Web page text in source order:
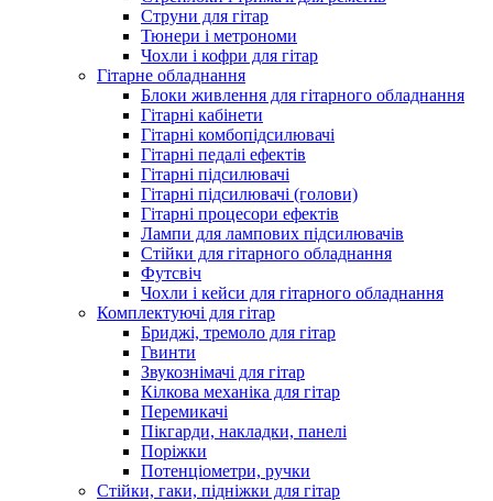
Струни для гітар
Тюнери і метрономи
Чохли і кофри для гітар
Гітарне обладнання
Блоки живлення для гітарного обладнання
Гітарні кабінети
Гітарні комбопідсилювачі
Гітарні педалі ефектів
Гітарні підсилювачі
Гітарні підсилювачі (голови)
Гітарні процесори ефектів
Лампи для лампових підсилювачів
Стійки для гітарного обладнання
Футсвіч
Чохли і кейси для гітарного обладнання
Комплектуючі для гітар
Бриджі, тремоло для гітар
Гвинти
Звукознімачі для гітар
Кілкова механіка для гітар
Перемикачі
Пікгарди, накладки, панелі
Поріжки
Потенціометри, ручки
Стійки, гаки, підніжки для гітар